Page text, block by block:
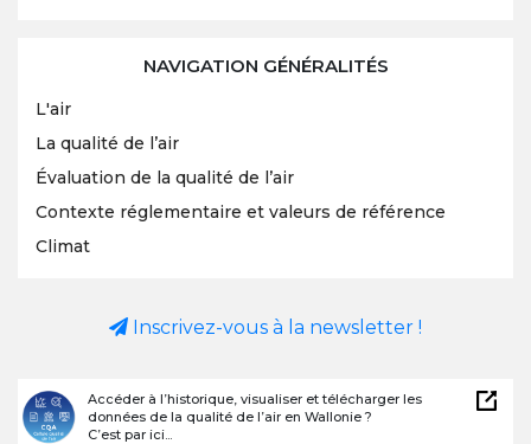
NAVIGATION GÉNÉRALITÉS
L'air
La qualité de l’air
Évaluation de la qualité de l’air
Contexte réglementaire et valeurs de référence
Climat
Inscrivez-vous à la newsletter !
Accéder à l’historique, visualiser et télécharger les
données de la qualité de l’air en Wallonie ?
C’est par ici...